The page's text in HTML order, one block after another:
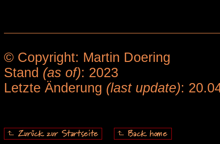
© Copyright: Martin Doering
Stand (as of): 2023
Letzte Änderung (last update):